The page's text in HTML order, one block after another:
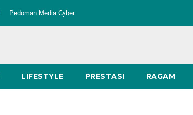
Pedoman Media Cyber
LIFESTYLE PRESTASI RAGAM